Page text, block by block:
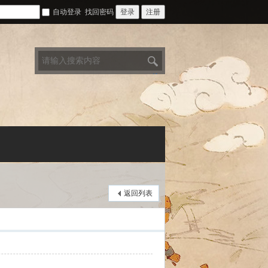
自动登录 找回密码 登录 注册
返回列表